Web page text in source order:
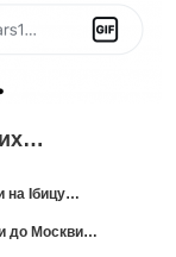
на Ібицу…
до Москви…